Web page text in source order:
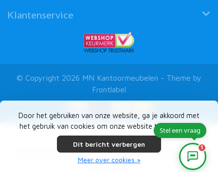
Door het gebruiken van onze website, ga je akkoord met
het gebruik van cookies om onze website te verbeteren.
Dit bericht verbergen
Meer over cookies »
Klantenservice
© Copyright 2026 MN Kantoormeubelen - Theme by
Frontlabel
sterren op basis van103beoordelingen.
Lees 103
beoordelingen
1